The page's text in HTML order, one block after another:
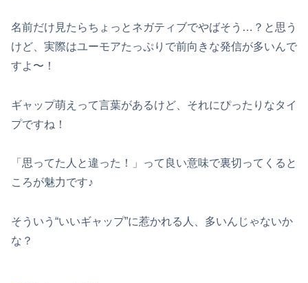
名前だけ見たらちょっとネガティブでやばそう…？と思う
けど、実際はユーモアたっぷりで前向きな発信が多いんで
すよ〜！
ギャップ萌えって言葉があるけど、それにぴったりなタイ
プですね！
「思ってた人と違った！」って良い意味で裏切ってくると
ころが魅力です♪
そういう“いいギャップ”に惹かれる人、多いんじゃないか
な？